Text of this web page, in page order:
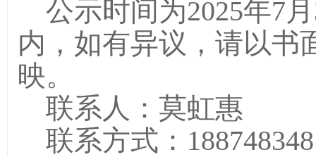
公示时间为2025年7
内，如有异议，请以书
映。
联系人：莫虹惠
联系方式：